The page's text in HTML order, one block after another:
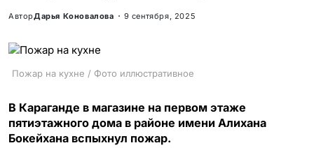
АвторДарья Коновалова 9 сентября, 2025
Пожар на кухне / Фото иллюстративное
В Караганде в магазине на первом этаже
пятиэтажного дома в районе имени Алихана
Бокейхана вспыхнул пожар.